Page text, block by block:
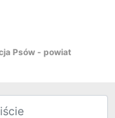
Psów - powiat